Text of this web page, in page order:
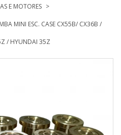
E MOTORES
MINI ESC. CASE CX55B/ CX36B /
/ HYUNDAI 35Z